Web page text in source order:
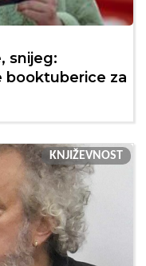
snijeg:
booktuberice za
KNJIŽEVNOST